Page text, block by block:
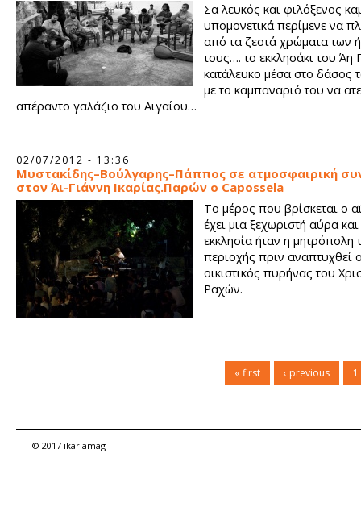
Σα λευκός και φιλόξενος
υπομονετικά περίμενε να
από τα ζεστά χρώματα των
τους…. το εκκλησάκι του Άη
κατάλευκο μέσα στο δάσος
με το καμπαναριό του να
απέραντο γαλάζιο του Αιγαίου…
02/07/2012 - 13:36
Μυστακίδης–Βούλγαρης–Πάππος σε ατμοσφαιρική
στον Άι-Γιάννη Ικαρίας.Παρών ο Capossela
Το μέρος που βρίσκεται ο
έχει μια ξεχωριστή αύρα
εκκλησία ήταν η μητρόπολη
περιοχής πριν αναπτυχθεί
οικιστικός πυρήνας του
Ραχών.
« first ‹ previous 1
© 2017 ikariamag